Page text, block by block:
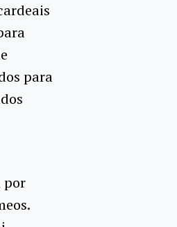
para
por